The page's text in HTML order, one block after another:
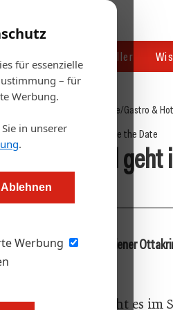
für essenzielle
– für
Werbung.
in unserer
.
Ablehnen
Werbung
Handel & Hersteller
Startseite/Gastro &
Save the Date
Rumfestival
2023 findet in der Wiener
und Location geht es im